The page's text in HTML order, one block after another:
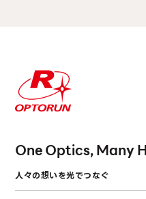
One Optics, Many
人々の想いを光でつなぐ